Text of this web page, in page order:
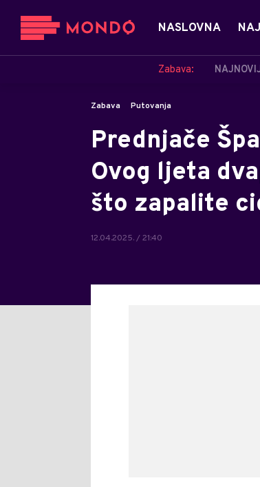
NASLOVNA
Zabava:
Zabava Putovanja
Prednjače
Ovog ljeta
što zapalite
12.04.2025. / 21:40